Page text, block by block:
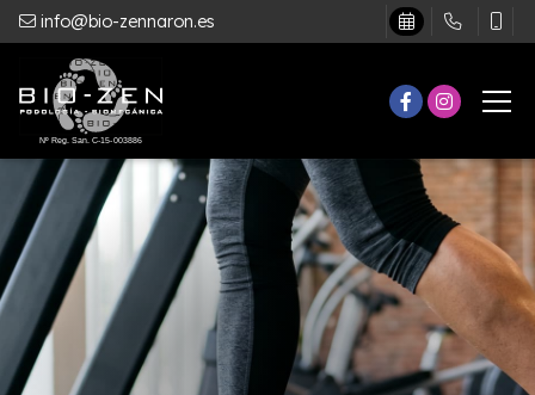
info@bio-zennaron.es